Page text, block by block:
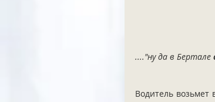
...."ну да в Бертале
Водитель возьмет